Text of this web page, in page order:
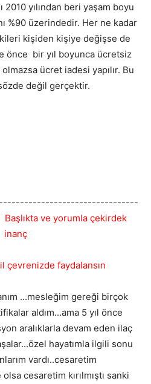
2010 yılından beri yaşam boyu
%90 üzerindedir. Her ne kadar
kişiden kişiye değişse de
önce bir yıl boyunca ücretsiz
ücret iadesi yapılır. Bu
değil gerçektir.
Başlıkta ve yorumla çekirdek
inanç
çevrenizde faydalansın
...mesleğim gereği birçok
aldım...ama 5 yıl önce
aralıklarla devam eden ilaç
hayatımla ilgili sonu
vardı..cesaretim
cesaretim kırılmıştı sanki